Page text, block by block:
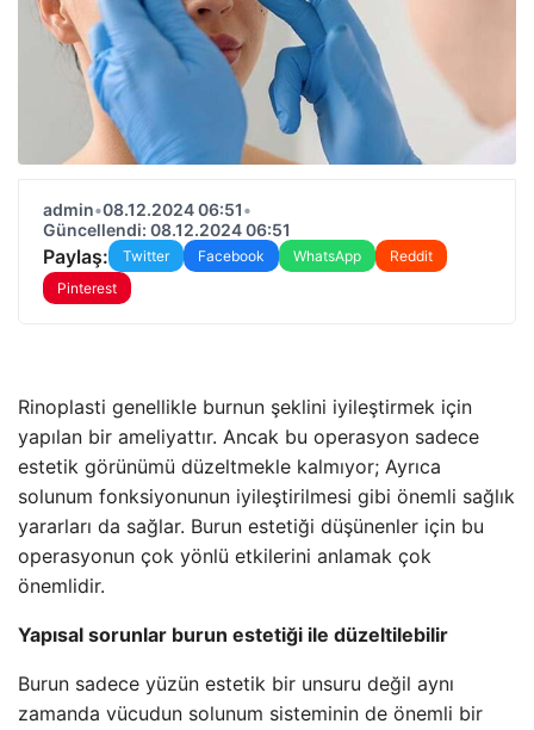
admin•08.12.2024 06:51•
Güncellendi: 08.12.2024 06:51
Paylaş: Twitter Facebook WhatsApp
Reddit
Pinterest
Rinoplasti genellikle burnun şeklini iyileştirmek için
yapılan bir ameliyattır. Ancak bu operasyon sadece
estetik görünümü düzeltmekle kalmıyor; Ayrıca
solunum fonksiyonunun iyileştirilmesi gibi önemli sağlık
yararları da sağlar. Burun estetiği düşünenler için bu
operasyonun çok yönlü etkilerini anlamak çok
önemlidir.
Yapısal sorunlar burun estetiği ile düzeltilebilir
Burun sadece yüzün estetik bir unsuru değil aynı
zamanda vücudun solunum sisteminin de önemli bir